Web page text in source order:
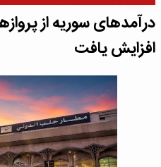
افزایش یافت